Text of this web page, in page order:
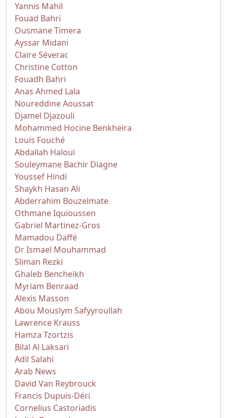
Yannis Mahil
Fouad Bahri
Ousmane Timera
Ayssar Midani
Claire Séverac
Christine Cotton
Fouadh Bahri
Anas Ahmed Lala
Noureddine Aoussat
Djamel Djazouli
Mohammed Hocine Benkheira
Louis Fouché
Abdallah Haloui
Souleymane Bachir Diagne
Youssef Hindi
Shaykh Hasan Ali
Abderrahim Bouzelmate
Othmane Iquioussen
Gabriel Martinez-Gros
Mamadou Daffé
Dr Ismael Mouhammad
Sliman Rezki
Ghaleb Bencheikh
Myriam Benraad
Alexis Masson
Abou Mouslym Safyyroullah
Lawrence Krauss
Hamza Tzortzis
Bilal Al Laksari
Adil Salahi
Arab News
David Van Reybrouck
Francis Dupuis-Déri
Cornelius Castoriadis